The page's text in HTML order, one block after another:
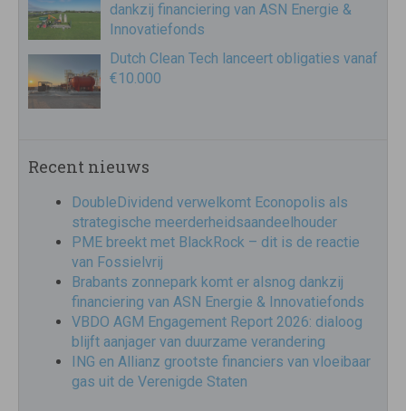
dankzij financiering van ASN Energie &
Innovatiefonds
Dutch Clean Tech lanceert obligaties vanaf
€10.000
Recent nieuws
DoubleDividend verwelkomt Econopolis als
strategische meerderheidsaandeelhouder
PME breekt met BlackRock – dit is de reactie
van Fossielvrij
Brabants zonnepark komt er alsnog dankzij
financiering van ASN Energie & Innovatiefonds
VBDO AGM Engagement Report 2026: dialoog
blijft aanjager van duurzame verandering
ING en Allianz grootste financiers van vloeibaar
gas uit de Verenigde Staten